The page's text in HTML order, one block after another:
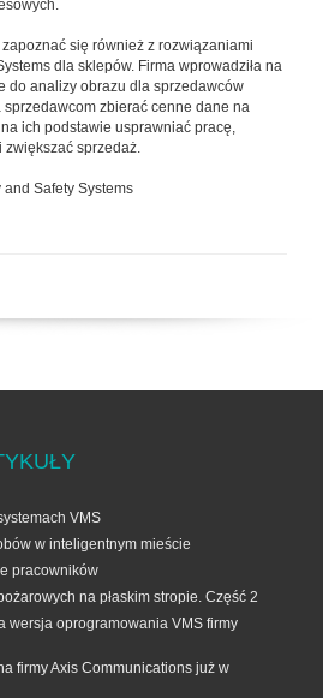
się również z rozwiązaniami
dla sklepów. Firma wprowadziła na
do analizy obrazu dla sprzedawców
zbierać cenne dane na
ich podstawie usprawniać pracę,
sprzedaż.
and Safety Systems
VMS
w inteligentnym mieście
pracowników
na płaskim stropie. Część 2
wersja oprogramowania VMS firmy
firmy Axis Communications już w